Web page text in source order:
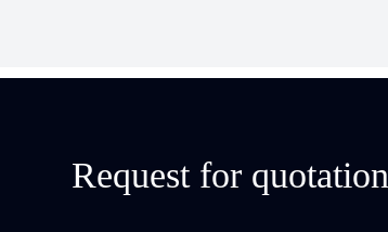
Request for quotation